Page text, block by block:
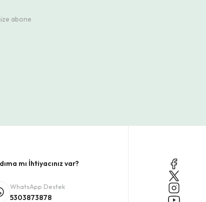
abone
mı İhtiyacınız var?
WhatsApp Destek
5303873878